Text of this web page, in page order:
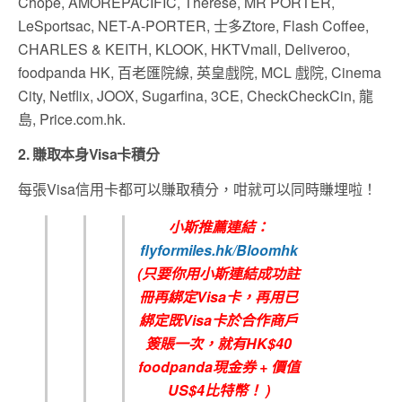
LeSportsac, NET-A-PORTER, 士多Ztore, Flash Coffee,
CHARLES & KEITH, KLOOK, HKTVmall, Deliveroo,
foodpanda HK, 百老匯院線, 英皇戲院, MCL 戲院, Cinema
City, Netflix, JOOX, Sugarfina, 3CE, CheckCheckCin, 龍
島, Price.com.hk.
2. 賺取本身Visa卡積分
每張Visa信用卡都可以賺取積分，咁就可以同時賺埋啦！
小斯推薦連結：
flyformiles.hk/Bloomhk
(只要你用小斯連結成功註
冊再綁定Visa卡，再用已
綁定既Visa卡於合作商戶
簽賬一次，就有HK$40
foodpanda現金券 + 價值
US$4比特幣！ )